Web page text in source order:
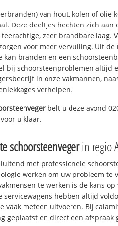
van hout, kolen of olie
Deze deeltjes hechten zich aan
zeer brandbare laag.
voor meer vervuiling. Uit de
kan branden en een
bij schoorsteenproblemen altijd
in onze vakmannen,
verhelpen.
belt u deze avond
u klaar.
schoorsteenvegerin regio
met professionele
werken om uw probleem te
te werken is de kans
servicewagens hebben altijd
vaak meteen uitvoeren. Bij
geplaatst en direct een afspraak